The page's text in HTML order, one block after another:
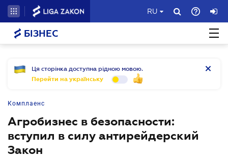
RU
БІЗНЕС
Ця сторінка доступна рідною мовою.
Перейти на українську
Комплаенс
Агробизнес в безопасности:
вступил в силу антирейдерский
Закон